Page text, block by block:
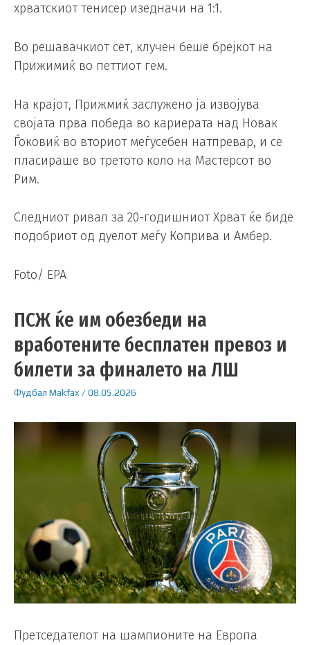
хрватскиот тенисер изедначи на 1:1.
Во решавачкиот сет, клучен беше брејкот на
Прижимиќ во петтиот гем.
На крајот, Прижмиќ заслужено ја извојува
својата прва победа во кариерата над Новак
Ѓоковиќ во вториот меѓусебен натпревар, и се
пласираше во третото коло на Мастерсот во
Рим.
Следниот ривал за 20-годишниот Хрват ќе биде
подобриот од дуелот меѓу Коприва и Амбер.
Foto/ EPA
ПСЖ ќе им обезбеди на
вработените бесплатен превоз и
билети за финалето на ЛШ
Фудбал Makfax /08.05.2026
Претседателот на шампионите на Европа